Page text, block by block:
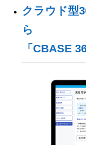
クラウド型
ら
「CBASE